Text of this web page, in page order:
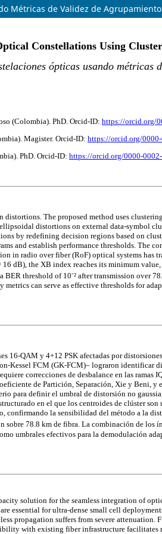
Métricas de Validez de Agrupamiento